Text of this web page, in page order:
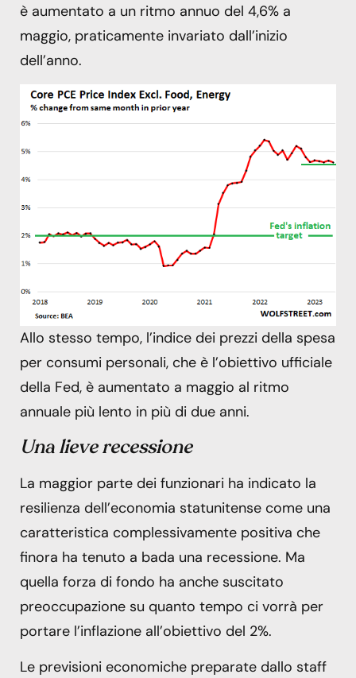
è aumentato a un ritmo annuo del 4,6% a
maggio, praticamente invariato dall’inizio
dell’anno.
Allo stesso tempo, l’indice dei prezzi della spesa
per consumi personali, che è l’obiettivo ufficiale
della Fed, è aumentato a maggio al ritmo
annuale più lento in più di due anni.
Una lieve recessione
La maggior parte dei funzionari ha indicato la
resilienza dell’economia statunitense come una
caratteristica complessivamente positiva che
finora ha tenuto a bada una recessione. Ma
quella forza di fondo ha anche suscitato
preoccupazione su quanto tempo ci vorrà per
portare l’inflazione all’obiettivo del 2%.
Le previsioni economiche preparate dallo staff